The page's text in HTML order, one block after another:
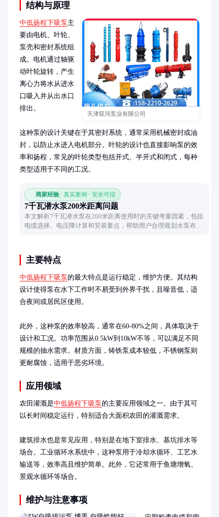
结构与原理
天津双河泵业有限公司
中低扬程下吸泵 主
要由电机、叶轮、
泵壳和密封系统组
成。电机通过轴驱
动叶轮旋转，产生
离心力将水从进水
口吸入并从出水口
排出。
这种泵的设计关键在于其密封系统，通常采用机械密封或油
封，以防止水进入电机部分。叶轮的设计也直接影响泵的效
率和扬程，常见的叶轮类型包括开式、半开式和闭式，每种
类型适用于不同的工况。
商家经验 真实案例 · 安全可信
7千瓦潜水泵200米距离问题
本文解析7千瓦潜水泵在200米距离使用时的关键考量因素，包括
电缆选择、电压降计算和安装要点，帮助用户合理规划水泵布
主要特点
中低扬程下吸泵 的最大特点是运行稳定，维护方便。其结构
设计使得泵在水下工作时不易受到外界干扰，且噪音低，适
合夜间或居民区使用。
此外，这种泵的效率较高，通常在60-80%之间，具体取决于
设计和工况。功率范围从0.5kW到10kW不等，可以满足不同
规模的抽水需求。材质方面，铸铁泵成本较低，不锈钢泵则
更耐腐蚀，适用于恶劣环境。
应用领域
农田灌溉是中低扬程下吸泵 的主要应用领域之一。由于其可
以长时间稳定运行，特别适合大面积农田的灌溉需求。
建筑排水也是常见应用，特别是在地下室排水、基坑排水等
场合。工业循环水系统中，这种泵用于冷却水循环、工艺水
输送等，效率高且维护简单。此外，它还常用于鱼塘增氧、
景观水循环等场合。
维护与注意事项